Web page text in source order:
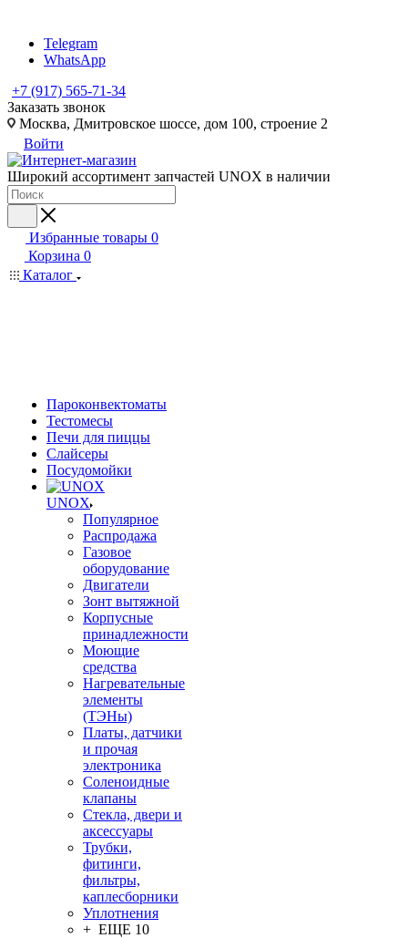
Telegram
WhatsApp
+7 (917) 565-71-34
Заказать звонок
Москва, Дмитровское шоссе, дом 100, строение 2
Войти
Широкий ассортимент запчастей UNOX в наличии
Избранные товары 0
Корзина 0
Каталог
Пароконвектоматы
Тестомесы
Печи для пиццы
Слайсеры
Посудомойки
UNOX
Популярное
Распродажа
Газовое
оборудование
Двигатели
Зонт вытяжной
Корпусные
принадлежности
Моющие
средства
Нагревательные
элементы
(ТЭНы)
Платы, датчики
и прочая
электроника
Соленоидные
клапаны
Стекла, двери и
аксессуары
Трубки,
фитинги,
фильтры,
каплесборники
Уплотнения
+ ЕЩЕ 10